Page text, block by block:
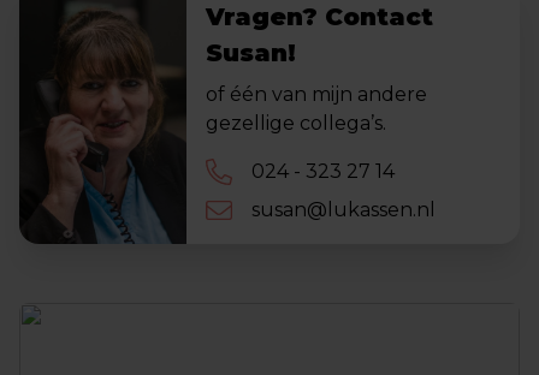
Vragen? Contact
Susan!
of één van mijn andere
gezellige collega’s.
024 - 323 27 14
susan@lukassen.nl